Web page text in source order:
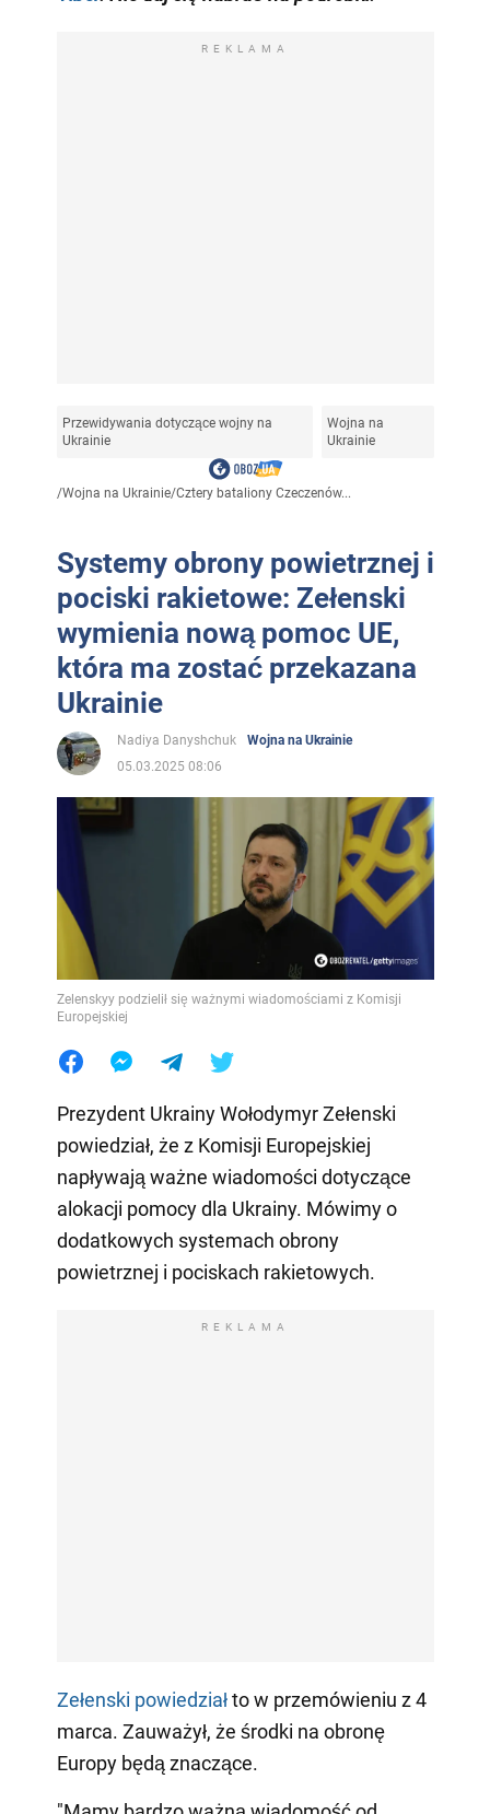
REKLAMA
Przewidywania dotyczące wojny na
Ukrainie
Wojna na
Ukrainie
/Wojna na Ukrainie/Cztery bataliony Czeczenów...
Systemy obrony powietrznej i
pociski rakietowe: Zełenski
wymienia nową pomoc UE,
która ma zostać przekazana
Ukrainie
Nadiya Danyshchuk
Wojna na Ukrainie
05.03.2025 08:06
Zelenskyy podzielił się ważnymi wiadomościami z Komisji
Europejskiej
Prezydent Ukrainy Wołodymyr Zełenski
powiedział, że z Komisji Europejskiej
napływają ważne wiadomości dotyczące
alokacji pomocy dla Ukrainy. Mówimy o
dodatkowych systemach obrony
powietrznej i pociskach rakietowych.
REKLAMA
Zełenski powiedziałto w przemówieniu z 4
marca. Zauważył, że środki na obronę
Europy będą znaczące.